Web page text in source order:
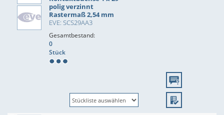
polig verzinnt
Rastermaß 2,54 mm
EVE: SCS29AA3
Gesamtbestand:
0
Stück